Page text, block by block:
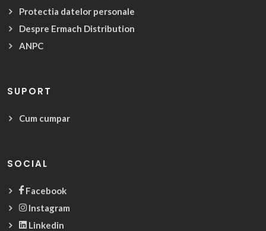
Protectia datelor personale
Despre Ermach Distribution
ANPC
SUPORT
Cum cumpar
SOCIAL
Facebook
Instagram
Linkedin